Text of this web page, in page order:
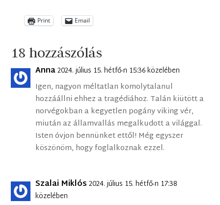
Print Email
18 hozzászólás
Anna2024. július 15. hétfő-n 15:36 közelében
Igen, nagyon méltatlan komolytalanul
hozzáállni ehhez a tragédiához. Talán kiütött a
norvégokban a kegyetlen pogány viking vér,
miután az államvallás megalkudott a világgal.
Isten óvjon bennünket ettől! Még egyszer
köszönöm, hogy foglalkoznak ezzel.
Szalai Miklós 2024. július 15. hétfő-n 17:38
közelében